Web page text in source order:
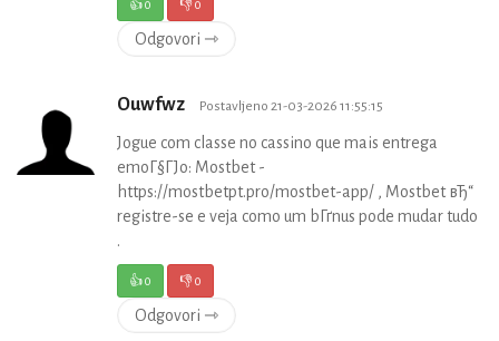
👍0 👎0
Odgovori ⇾
Ouwfwz Postavljeno 21-03-2026 11:55:15
Jogue com classe no cassino que mais entrega
emoГ§ГЈo: Mostbet -
https://mostbetpt.pro/mostbet-app/ , Mostbet вЂ“
registre-se e veja como um bГґnus pode mudar tudo
.
👍0 👎0
Odgovori ⇾